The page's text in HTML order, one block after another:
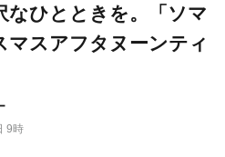
9時
なひとときを。「ソマ
マスアフタヌーンティ